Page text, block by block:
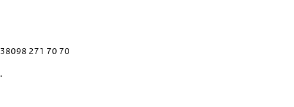
38098 271 70 70
.